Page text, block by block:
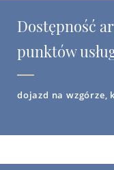
Dostępność
punktów
dojazd na wzgórze,